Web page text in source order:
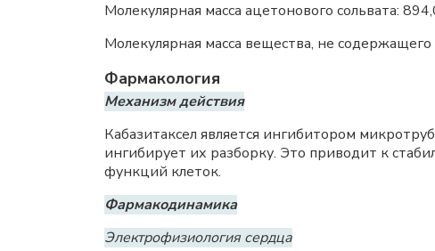
Молекулярная масса ацетонового сольвата:
Молекулярная масса вещества, не
Фармакология
Механизм действия
Кабазитаксел является ингибитором
ингибирует их разборку. Это приводит к
функций клеток.
Фармакодинамика
Электрофизиология сердца